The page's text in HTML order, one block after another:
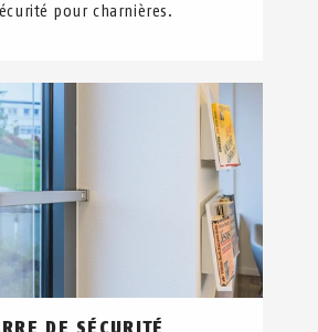
pour charnières.